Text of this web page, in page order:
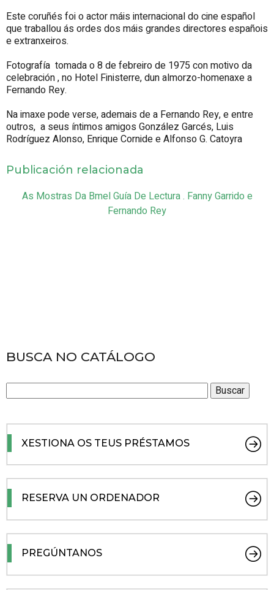
Este coruñés foi o actor máis internacional do cine español
que traballou ás ordes dos máis grandes directores españois
e extranxeiros.
Fotografía tomada o 8 de febreiro de 1975 con motivo da
celebración , no Hotel Finisterre, dun almorzo-homenaxe a
Fernando Rey.
Na imaxe pode verse, ademais de a Fernando Rey, e entre
outros, a seus íntimos amigos González Garcés, Luis
Rodríguez Alonso, Enrique Cornide e Alfonso G. Catoyra
Publicación relacionada
As Mostras Da Bmel Guía De Lectura . Fanny Garrido e
Fernando Rey
BUSCA NO CATÁLOGO
XESTIONA OS TEUS PRÉSTAMOS
RESERVA UN ORDENADOR
PREGÚNTANOS